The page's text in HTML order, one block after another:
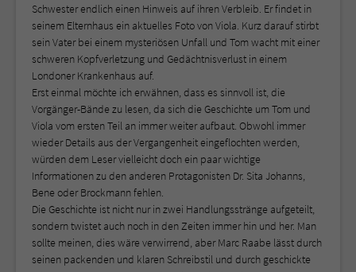
Schwester endlich einen Hinweis auf ihren Verbleib. Er findet in
seinem Elternhaus ein aktuelles Foto von Viola. Kurz darauf stirbt
sein Vater bei einem mysteriösen Unfall und Tom wacht mit einer
schweren Kopfverletzung und Gedächtnisverlust in einem
Londoner Krankenhaus auf.
Erst einmal möchte ich erwähnen, dass es sinnvoll ist, die
Vorgänger-Bände zu lesen, da sich die Geschichte um Tom und
Viola vom ersten Teil an immer weiter aufbaut. Obwohl immer
wieder Details aus der Vergangenheit eingeflochten werden,
würden dem Leser vielleicht doch ein paar wichtige
Informationen zu den anderen Protagonisten Dr. Sita Johanns,
Bene oder Brockmann fehlen.
Die Geschichte ist nicht nur in zwei Handlungsstränge aufgeteilt,
sondern twistet auch noch in den Zeiten immer hin und her. Man
sollte meinen, dies wäre verwirrend, aber Marc Raabe lässt durch
seinen packenden und klaren Schreibstil und durch geschickte